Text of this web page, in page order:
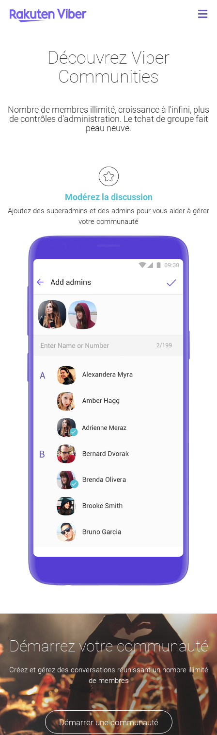
Découvrez Viber
Communities
Nombre de membres illimité, croissance à l'infini, plus
de contrôles d'administration. Le tchat de groupe fait
peau neuve.
Modérez la discussion
Ajoutez des superadmins et des admins pour vous aider à gérer
votre communauté
Démarrez votre communauté
Créez et gérez des conversations réunissant un nombre illimité
de membres
Démarrer une communauté